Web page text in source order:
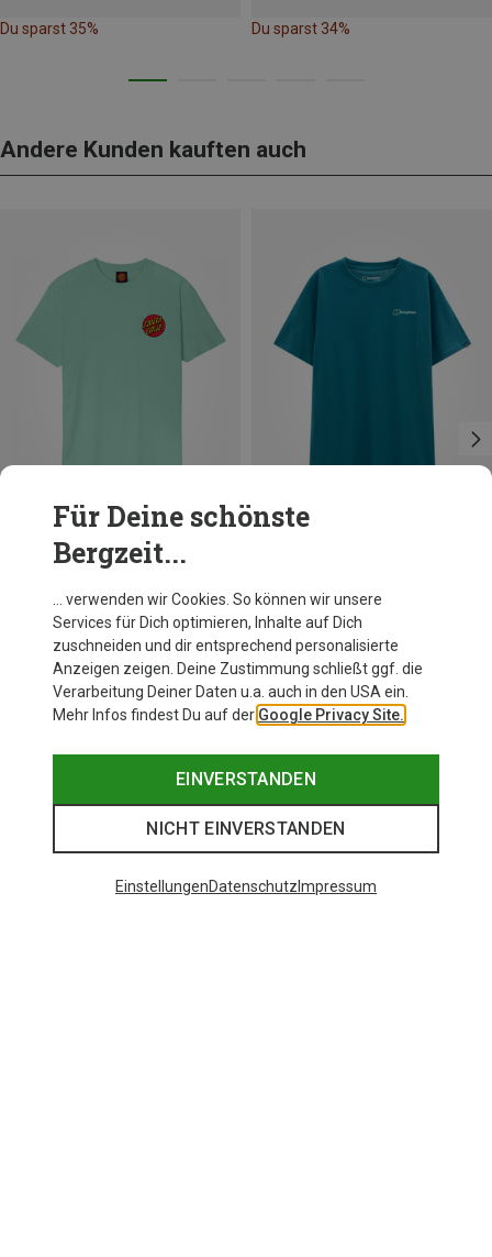
Du sparst 35% Du sparst 34%
Andere Kunden kauften auch
Santa Cruz
Herren Classic Dot Chest T-Shirt
M
Für Deine schönste
Bergzeit...
… verwenden wir Cookies. So können wir unsere
Services für Dich optimieren, Inhalte auf Dich
zuschneiden und dir entsprechend personalisierte
Anzeigen zeigen. Deine Zustimmung schließt ggf. die
Verarbeitung Deiner Daten u.a. auch in den USA ein.
Mehr Infos findest Du auf der Google Privacy Site.
EINVERSTANDEN
NICHT EINVERSTANDEN
EinstellungenDatenschutz Impressum